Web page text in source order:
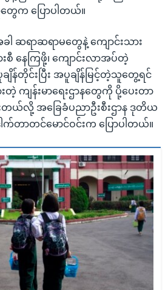
တွေက ပြောပါတယ်။
ဆရာဆရာမတွေနဲ့ ကျောင်းသား
စီ နေကြဖို့၊ ကျောင်းလာအပ်တဲ့
ျိန်တိုင်းပြီး အပူချိန်မြင့်တဲ့သူတွေ့ရင်
တဲ့ ကျန်းမာရေးဌာနတွေကို ပို့ပေးတာ
တယ်လို့ အခြေခံပညာဦးစီးဌာန ဒုတိယ
ါက်တာတင်မောင်ဝင်းက ပြောပါတယ်။